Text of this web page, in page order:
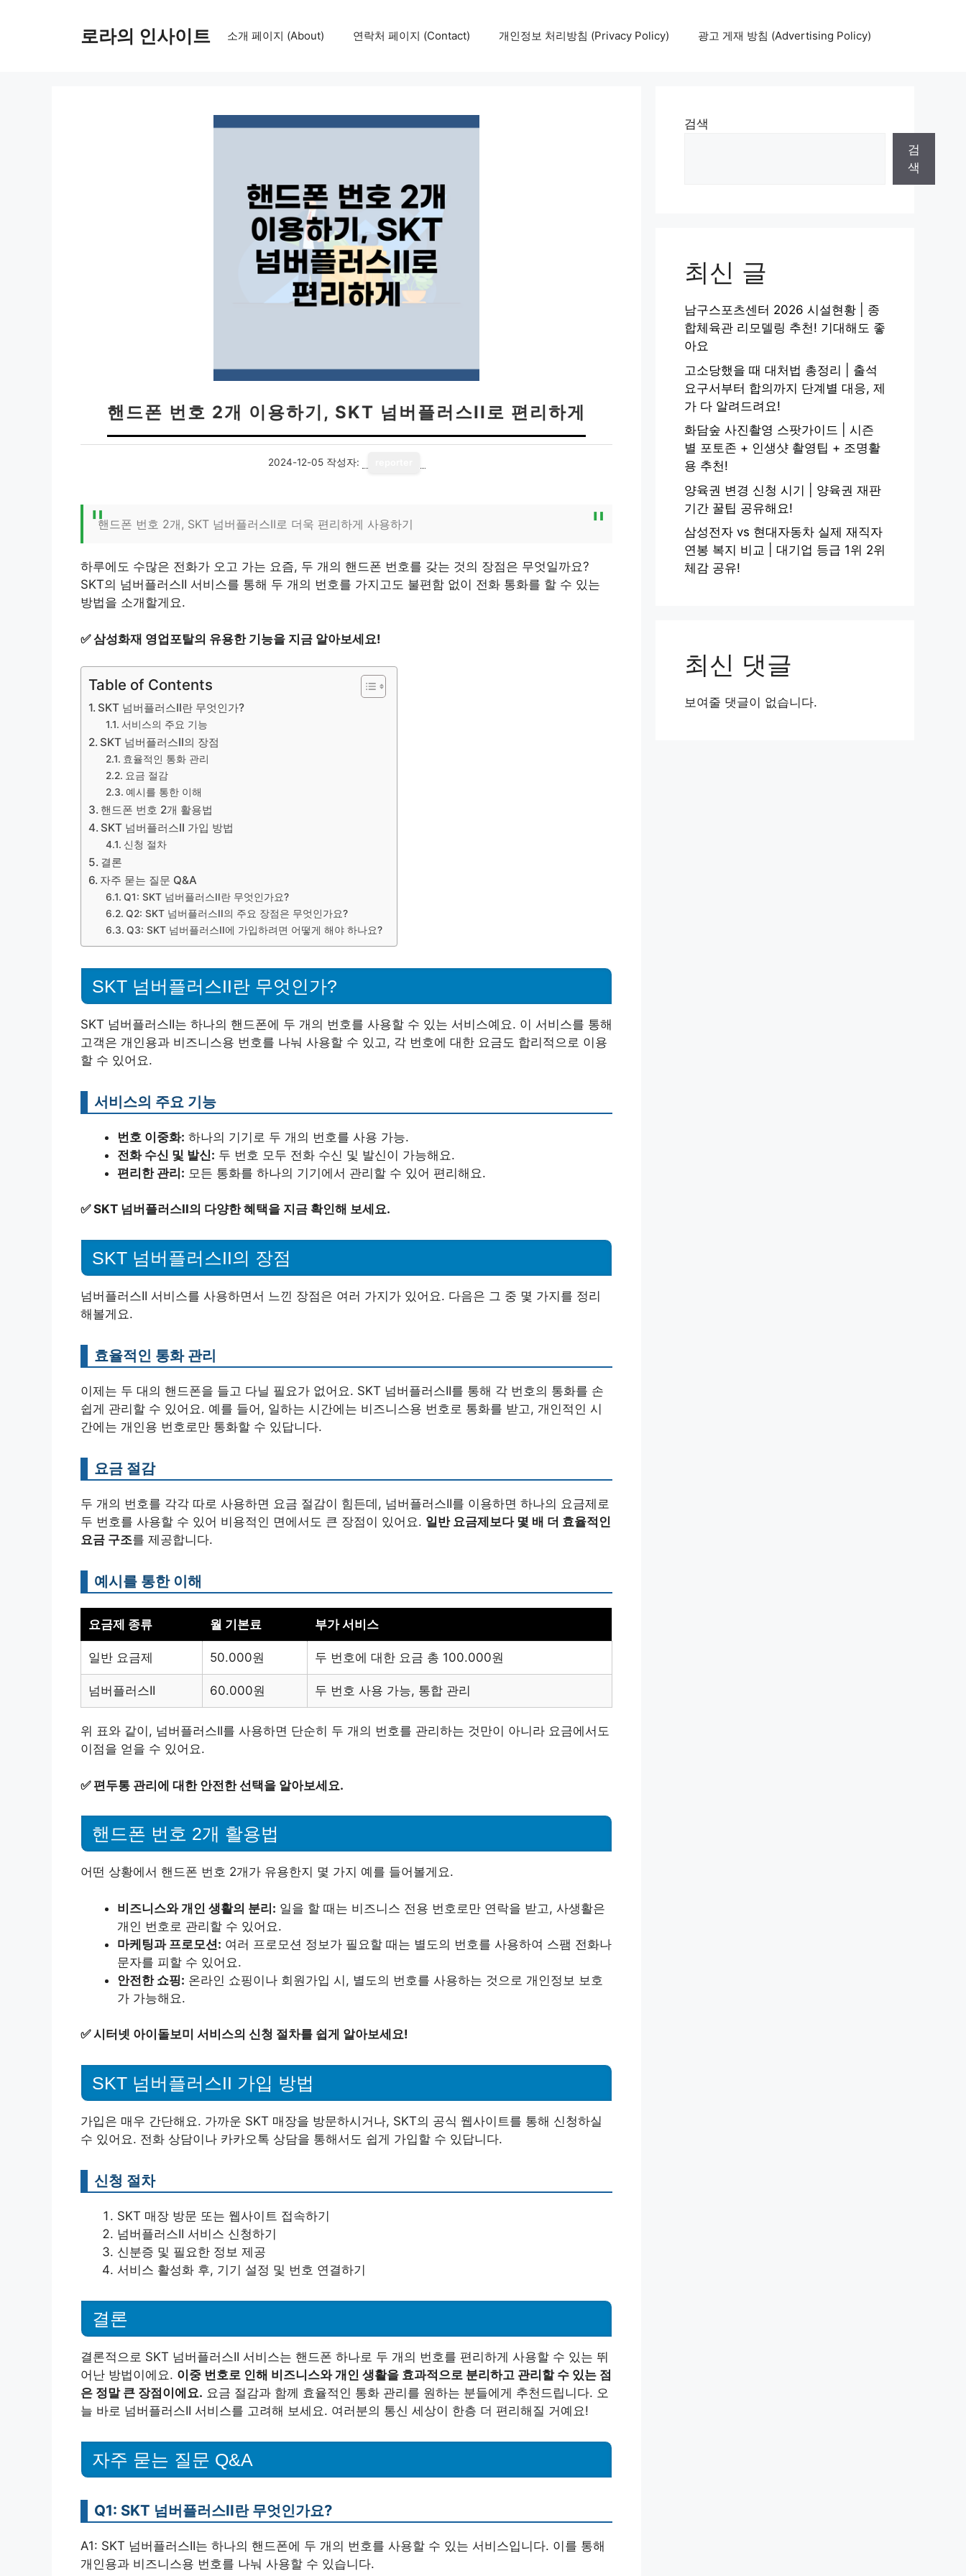
로라의 인사이트 소개 페이지 (About) 연락처 페이지 (Contact) 개인정보 처리방침 (Privacy Policy) 광고 게재 방침 (Advertising Policy)
핸드폰 번호 2개 이용하기, SKT 넘버플러스II로 편리하게
2024-12-05 작성자:
핸드폰 번호 2개, SKT 넘버플러스II로 더욱 편리하게 사용하기
하루에도 수많은 전화가 오고 가는 요즘, 두 개의 핸드폰 번호를 갖는 것의 장점은 무엇일까요?
SKT의 넘버플러스II 서비스를 통해 두 개의 번호를 가지고도 불편함 없이 전화 통화를 할 수 있는
방법을 소개할게요.
✅삼성화재 영업포탈의 유용한 기능을 지금 알아보세요!
Table of Contents
SKT 넘버플러스II란 무엇인가?
서비스의 주요 기능
SKT 넘버플러스II의 장점
효율적인 통화 관리
요금 절감
예시를 통한 이해
핸드폰 번호 2개 활용법
SKT 넘버플러스II 가입 방법
신청 절차
결론
자주 묻는 질문 Q&A
Q1: SKT 넘버플러스II란 무엇인가요?
Q2: SKT 넘버플러스II의 주요 장점은 무엇인가요?
Q3: SKT 넘버플러스II에 가입하려면 어떻게 해야 하나요?
SKT 넘버플러스II란 무엇인가?
SKT 넘버플러스II는 하나의 핸드폰에 두 개의 번호를 사용할 수 있는 서비스예요. 이 서비스를 통해
고객은 개인용과 비즈니스용 번호를 나눠 사용할 수 있고, 각 번호에 대한 요금도 합리적으로 이용
할 수 있어요.
서비스의 주요 기능
번호 이중화: 하나의 기기로 두 개의 번호를 사용 가능.
전화 수신 및 발신: 두 번호 모두 전화 수신 및 발신이 가능해요.
편리한 관리: 모든 통화를 하나의 기기에서 관리할 수 있어 편리해요.
✅SKT 넘버플러스II의 다양한 혜택을 지금 확인해 보세요.
SKT 넘버플러스II의 장점
넘버플러스II 서비스를 사용하면서 느낀 장점은 여러 가지가 있어요. 다음은 그 중 몇 가지를 정리
해볼게요.
효율적인 통화 관리
이제는 두 대의 핸드폰을 들고 다닐 필요가 없어요. SKT 넘버플러스II를 통해 각 번호의 통화를 손
쉽게 관리할 수 있어요. 예를 들어, 일하는 시간에는 비즈니스용 번호로 통화를 받고, 개인적인 시
간에는 개인용 번호로만 통화할 수 있답니다.
요금 절감
두 개의 번호를 각각 따로 사용하면 요금 절감이 힘든데, 넘버플러스II를 이용하면 하나의 요금제로
두 번호를 사용할 수 있어 비용적인 면에서도 큰 장점이 있어요. 일반 요금제보다 몇 배 더 효율적인
요금 구조를 제공합니다.
예시를 통한 이해
요금제 종류 월 기본료 부가 서비스
일반 요금제 50.000원 두 번호에 대한 요금 총 100.000원
넘버플러스II 60.000원 두 번호 사용 가능, 통합 관리
위 표와 같이, 넘버플러스II를 사용하면 단순히 두 개의 번호를 관리하는 것만이 아니라 요금에서도
이점을 얻을 수 있어요.
✅ 편두통 관리에 대한 안전한 선택을 알아보세요.
핸드폰 번호 2개 활용법
어떤 상황에서 핸드폰 번호 2개가 유용한지 몇 가지 예를 들어볼게요.
비즈니스와 개인 생활의 분리: 일을 할 때는 비즈니스 전용 번호로만 연락을 받고, 사생활은
개인 번호로 관리할 수 있어요.
마케팅과 프로모션: 여러 프로모션 정보가 필요할 때는 별도의 번호를 사용하여 스팸 전화나
문자를 피할 수 있어요.
안전한 쇼핑: 온라인 쇼핑이나 회원가입 시, 별도의 번호를 사용하는 것으로 개인정보 보호
가 가능해요.
✅시터넷 아이돌보미 서비스의 신청 절차를 쉽게 알아보세요!
SKT 넘버플러스II 가입 방법
가입은 매우 간단해요. 가까운 SKT 매장을 방문하시거나, SKT의 공식 웹사이트를 통해 신청하실
수 있어요. 전화 상담이나 카카오톡 상담을 통해서도 쉽게 가입할 수 있답니다.
신청 절차
SKT 매장 방문 또는 웹사이트 접속하기
넘버플러스II 서비스 신청하기
신분증 및 필요한 정보 제공
서비스 활성화 후, 기기 설정 및 번호 연결하기
결론
결론적으로 SKT 넘버플러스II 서비스는 핸드폰 하나로 두 개의 번호를 편리하게 사용할 수 있는 뛰
어난 방법이에요. 이중 번호로 인해 비즈니스와 개인 생활을 효과적으로 분리하고 관리할 수 있는 점
은 정말 큰 장점이에요. 요금 절감과 함께 효율적인 통화 관리를 원하는 분들에게 추천드립니다. 오
늘 바로 넘버플러스II 서비스를 고려해 보세요. 여러분의 통신 세상이 한층 더 편리해질 거예요!
자주 묻는 질문 Q&A
Q1: SKT 넘버플러스II란 무엇인가요?
A1: SKT 넘버플러스II는 하나의 핸드폰에 두 개의 번호를 사용할 수 있는 서비스입니다. 이를 통해
개인용과 비즈니스용 번호를 나눠 사용할 수 있습니다.
검색
검
색
최신 글
남구스포츠센터 2026 시설현황 | 종
합체육관 리모델링 추천! 기대해도 좋
아요
고소당했을 때 대처법 총정리 | 출석
요구서부터 합의까지 단계별 대응, 제
가 다 알려드려요!
화담숲 사진촬영 스팟가이드 | 시즌
별 포토존 + 인생샷 촬영팁 + 조명활
용 추천!
양육권 변경 신청 시기 | 양육권 재판
기간 꿀팁 공유해요!
삼성전자 vs 현대자동차 실제 재직자
연봉 복지 비교 | 대기업 등급 1위 2위
체감 공유!
최신 댓글
보여줄 댓글이 없습니다.